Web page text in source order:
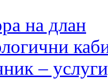
на длан
–